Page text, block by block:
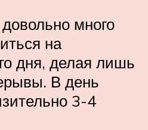
много
на
дня, делая лишь
В день
3-4